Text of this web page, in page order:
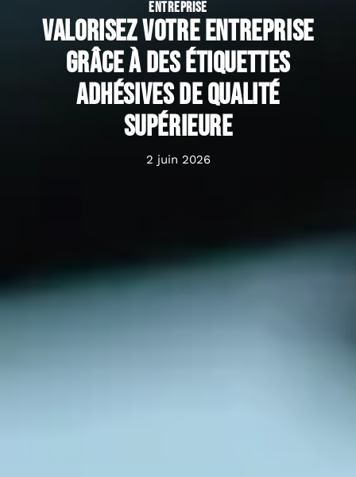
ENTREPRISE
Valorisez votre entreprise
grâce à des étiquettes
adhésives de qualité
supérieure
2 juin 2026